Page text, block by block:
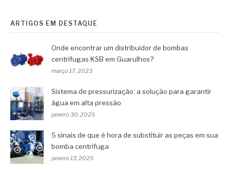
ARTIGOS EM DESTAQUE
Onde encontrar um distribuidor de bombas
centrífugas KSB em Guarulhos?
março 17, 2023
Sistema de pressurização: a solução para garantir
água em alta pressão
janeiro 30, 2025
5 sinais de que é hora de substituir as peças em sua
bomba centrífuga
janeiro 13, 2025